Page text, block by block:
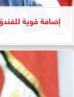
إضافة قوية